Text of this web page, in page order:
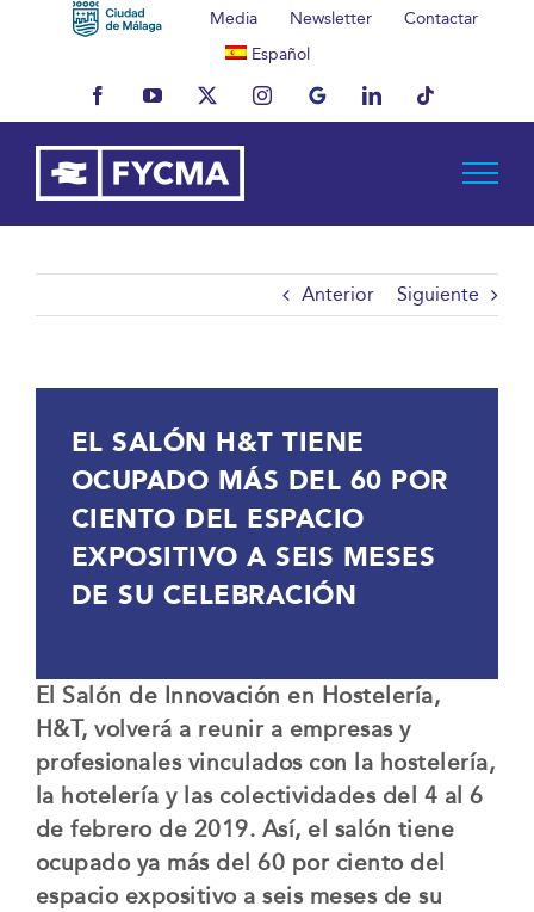
Media Newsletter
Contactar
Español
FacebookYouTubeX InstagramMyBusinessLinkedInTiktok
Anterior Siguiente
EL SALÓN H&T TIENE
OCUPADO MÁS DEL 60 POR
CIENTO DEL ESPACIO
EXPOSITIVO A SEIS MESES
DE SU CELEBRACIÓN
El Salón de Innovación en Hostelería,
H&T, volverá a reunir a empresas y
profesionales vinculados con la hostelería,
la hotelería y las colectividades del 4 al 6
de febrero de 2019. Así, el salón tiene
ocupado ya más del 60 por ciento del
espacio expositivo a seis meses de su